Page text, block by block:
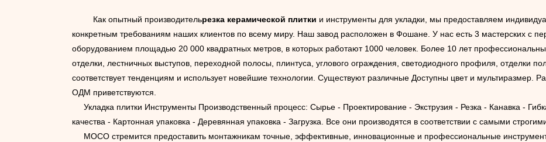
Как опытный производительрезка керамической плитки и инструменты для укладки, мы предоставляем
конкретным требованиям наших клиентов по всему миру. Наш завод расположен в Фошане. У нас есть 3 мастерских с
оборудованием площадью 20 000 квадратных метров, в которых работают 1000 человек. Более 10 лет
отделки, лестничных выступов, переходной полосы, плинтуса, углового ограждения, светодиодного профиля, отделки
соответствует тенденциям и использует новейшие технологии. Существуют различные Доступны цвет и мультиразмер.
ОДМ приветствуются.
Укладка плитки Инструменты Производственный процесс: Сырье - Проектирование - Экструзия - Резка - Канавка -
качества - Картонная упаковка - Деревянная упаковка - Загрузка. Все они производятся в соответствии с самыми
MOCO стремится предоставить монтажникам точные, эффективные, инновационные и профессиональные